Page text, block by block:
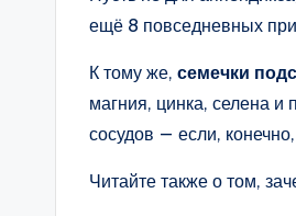
ещё 8 повседневных
К тому же, семечки
магния, цинка, селена
сосудов — если,
Читайте также о том,